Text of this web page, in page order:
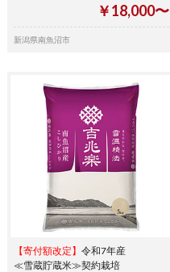
￥18,000〜
新潟県南魚沼市
【寄付額改定】 令和7年産
≪雪蔵貯蔵米≫契約栽培